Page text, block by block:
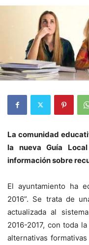
La comunidad
la nueva Guía
información sobre
El ayuntamiento ha
2016”. Se trata de
actualizada al
2016-2017, con toda
alternativas